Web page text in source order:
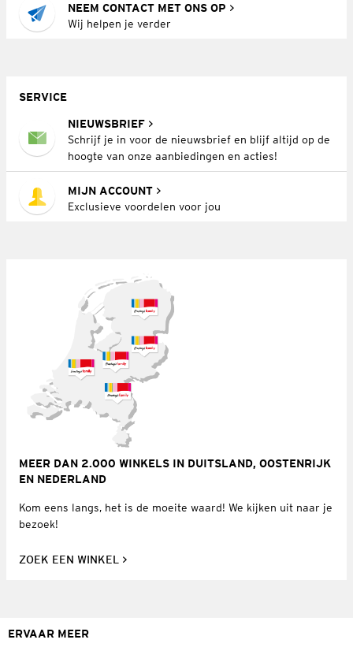
NEEM CONTACT MET ONS OP
Wij helpen je verder
SERVICE
NIEUWSBRIEF
Schrijf je in voor de nieuwsbrief en blijf altijd op de
hoogte van onze aanbiedingen en acties!
MIJN ACCOUNT
Exclusieve voordelen voor jou
MEER DAN 2.000 WINKELS IN DUITSLAND, OOSTENRIJK
EN NEDERLAND
Kom eens langs, het is de moeite waard! We kijken uit naar je
bezoek!
ZOEK EEN WINKEL
ERVAAR MEER